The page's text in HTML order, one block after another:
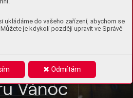
ukládáme do vašeho zařízení, abychom se
je kdykoli později upravit ve Správě
Odmítám